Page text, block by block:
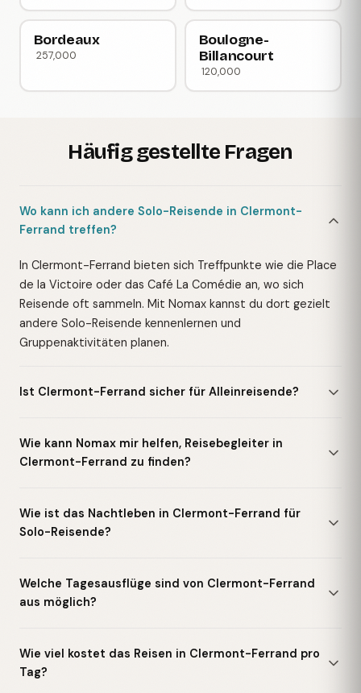
Bordeaux
257,000
Boulogne-
Billancourt
120,000
Häufig gestellte Fragen
Wo kann ich andere Solo-Reisende in Clermont-
Ferrand treffen?
In Clermont-Ferrand bieten sich Treffpunkte wie die Place
de la Victoire oder das Café La Comédie an, wo sich
Reisende oft sammeln. Mit Nomax kannst du dort gezielt
andere Solo-Reisende kennenlernen und
Gruppenaktivitäten planen.
Ist Clermont-Ferrand sicher für Alleinreisende?
Wie kann Nomax mir helfen, Reisebegleiter in
Clermont-Ferrand zu finden?
Wie ist das Nachtleben in Clermont-Ferrand für
Solo-Reisende?
Welche Tagesausflüge sind von Clermont-Ferrand
aus möglich?
Wie viel kostet das Reisen in Clermont-Ferrand pro
Tag?